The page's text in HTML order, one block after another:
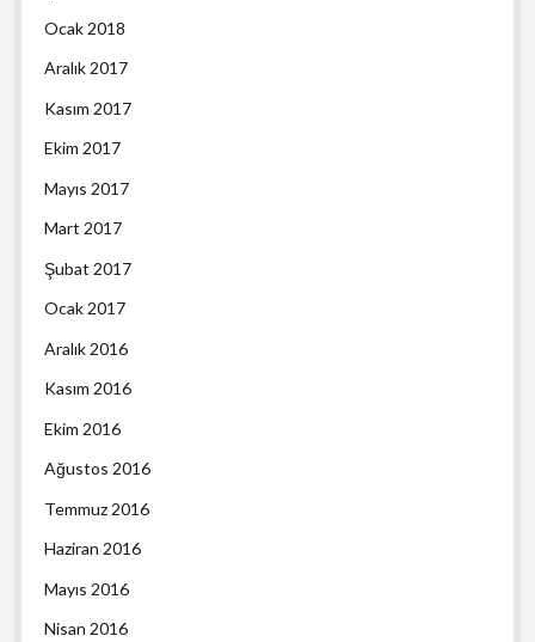
Ocak 2018
Aralık 2017
Kasım 2017
Ekim 2017
Mayıs 2017
Mart 2017
Şubat 2017
Ocak 2017
Aralık 2016
Kasım 2016
Ekim 2016
Ağustos 2016
Temmuz 2016
Haziran 2016
Mayıs 2016
Nisan 2016